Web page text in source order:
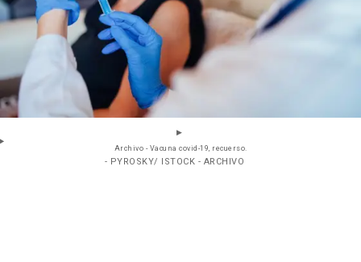
Archivo - Vacuna covid-19, recuerso.
- PYROSKY/ ISTOCK - ARCHIVO